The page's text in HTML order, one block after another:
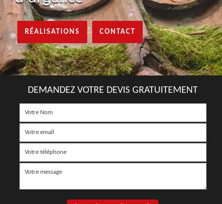
RÉALISATIONS CONTACT
DEMANDEZ VOTRE DEVIS GRATUITEMENT